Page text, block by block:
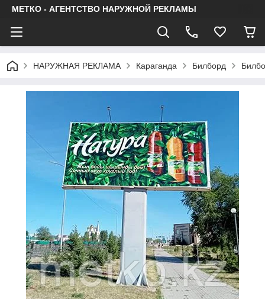
МЕТКО - АГЕНТСТВО НАРУЖНОЙ РЕКЛАМЫ
НАРУЖНАЯ РЕКЛАМА Караганда Билборд